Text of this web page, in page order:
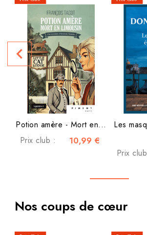
Potion amère - Mort en...
Prix club :
10,99 €
Les
Prix
navigate_before
Nos coups de cœur